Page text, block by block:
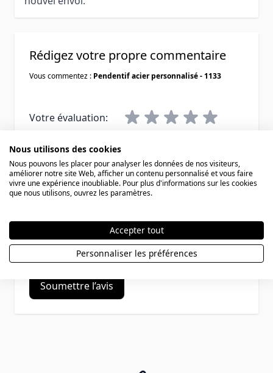
Rédigez votre propre commentaire
Vous commentez : Pendentif acier personnalisé - 1133
Votre évaluation:
Pseudo
Résumé
Soumettre l’avis
Nous utilisons des cookies
Nous pouvons les placer pour analyser les données de nos visiteurs,
améliorer notre site Web, afficher un contenu personnalisé et vous faire
vivre une expérience inoubliable. Pour plus d'informations sur les cookies
que nous utilisons, ouvrez les paramètres.
Accepter tout
Personnaliser les préférences